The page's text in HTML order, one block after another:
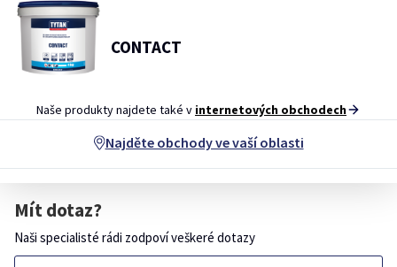
CONTACT
Naše produkty najdete také v internetových obchodech
Najděte obchody ve vaší oblasti
Mít dotaz?
Naši specialisté rádi zodpoví veškeré dotazy